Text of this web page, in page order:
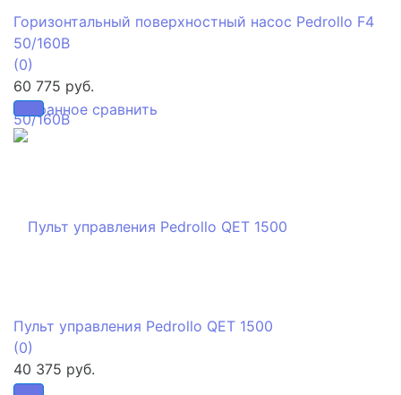
избранное сравнить
Горизонтальный поверхностный насос Pedrollo F4
50/160B
(0)
60 775 руб.
Пульт управления Pedrollo QET 1500
(0)
40 375 руб.